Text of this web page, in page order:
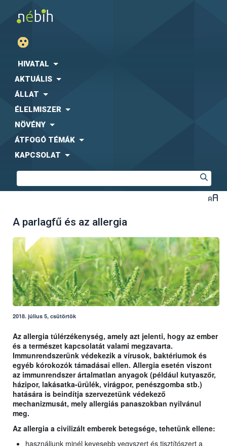
HIVATAL
AKTUÁLIS
ÁLLAT
ÉLELMISZER
NÖVÉNY
ÁTFOGÓ TÉMÁK
KAPCSOLAT
A parlagfű és az allergia
2018. július 5, csütörtök
Az allergia túlérzékenység, amely azt jelenti, hogy az ember
és a természet kapcsolatát valami megzavarta.
Immunrendszerünk védekezik a vírusok, baktériumok és
egyéb kórokozók támadásai ellen. Allergia esetén viszont
az immunrendszer ártalmatlan anyagok (például kutyaszőr,
házipor, lakásatka-ürülék, virágpor, penészgomba stb.)
hatására is beindítja szervezetünk védekező
mechanizmusát, mely allergiás panaszokban nyilvánul
meg.
Az allergia a civilizált emberek betegsége, tehetünk ellene:
használjunk minél kevesebb vegyszert és tisztítószert a